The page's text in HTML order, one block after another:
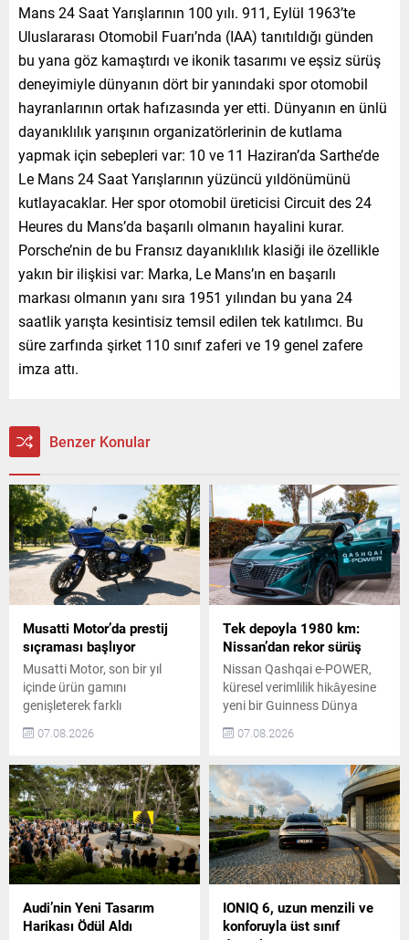
Mans 24 Saat Yarışlarının 100 yılı. 911, Eylül 1963’te
Uluslararası Otomobil Fuarı’nda (IAA) tanıtıldığı günden
bu yana göz kamaştırdı ve ikonik tasarımı ve eşsiz sürüş
deneyimiyle dünyanın dört bir yanındaki spor otomobil
hayranlarının ortak hafızasında yer etti. Dünyanın en ünlü
dayanıklılık yarışının organizatörlerinin de kutlama
yapmak için sebepleri var: 10 ve 11 Haziran’da Sarthe’de
Le Mans 24 Saat Yarışlarının yüzüncü yıldönümünü
kutlayacaklar. Her spor otomobil üreticisi Circuit des 24
Heures du Mans’da başarılı olmanın hayalini kurar.
Porsche’nin de bu Fransız dayanıklılık klasiği ile özellikle
yakın bir ilişkisi var: Marka, Le Mans’ın en başarılı
markası olmanın yanı sıra 1951 yılından bu yana 24
saatlik yarışta kesintisiz temsil edilen tek katılımcı. Bu
süre zarfında şirket 110 sınıf zaferi ve 19 genel zafere
imza attı.
Benzer Konular
Musatti Motor’da prestij
sıçraması başlıyor
Musatti Motor, son bir yıl
içinde ürün gamını
genişleterek farklı
çeşitliliğini artırdı. Carbot
karadan denize taşıyan
marka, Kingpow ve Off Track
modelleriyle daha güçlü,
yenilikçi ve premium bir
konuma hazırlanıyor.
Musatti Motor’un Yeni
Dönem Vizyonu Türkiye’nin
yerli üretim odaklı motosiklet
markalarından Musatti
07.08.2026
Tek depoyla 1980 km:
Nissan’dan rekor sürüş
Nissan Qashqai e-POWER,
küresel verimlilik hikâyesine
yeni bir Guinness Dünya
Kolombiya’da
kilometrelik sürüşle bu
unvanı kazandı. Tek Depoyla
1980 Kilometre Rekoru Yeni
nesil e-POWER teknolojisiyle
donatılan Nissan Qashqai,
harici şarj veya yakıt ikmali
yapmadan, şarj kablosuz
menzil artırıcılı elektrikli bir
SUV’un kat ettiği en...
07.08.2026
Audi’nin Yeni Tasarım
Harikası Ödül Aldı
IONIQ 6, uzun menzili ve
konforuyla üst sınıf